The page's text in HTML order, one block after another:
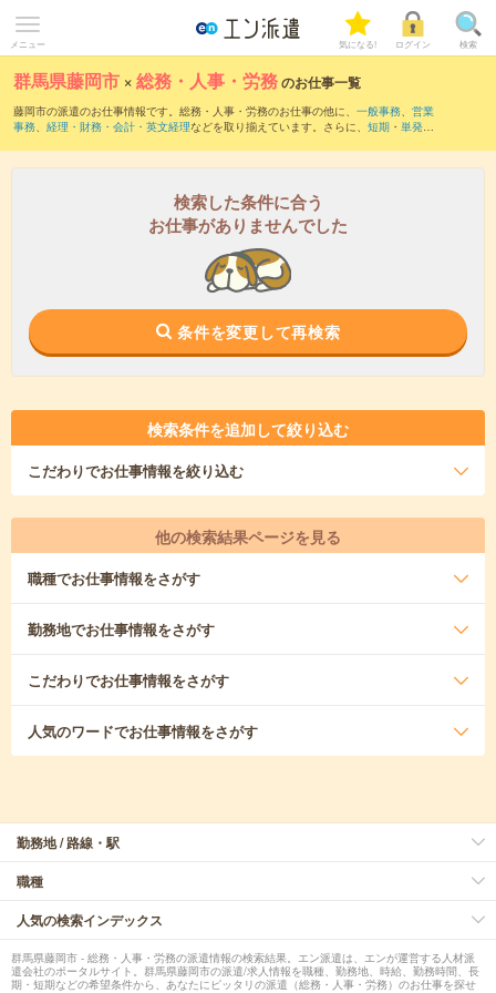
メニュー 気になる! ログイン 検索
群馬県藤岡市 ×総務・人事・労務のお仕事一覧
藤岡市の派遣のお仕事情報です。総務・人事・労務のお仕事の他に、 一般事務、 営業
事務、 経理・財務・会計・英文経理などを取り揃えています。さらに、 短期 ・ 単発な
検索した条件に合う
お仕事がありませんでした
条件を変更して再検索
検索条件を追加して絞り込む
こだわりでお仕事情報を絞り込む
他の検索結果ページを見る
職種でお仕事情報をさがす
勤務地でお仕事情報をさがす
こだわりでお仕事情報をさがす
人気のワードでお仕事情報をさがす
勤務地 / 路線・駅
職種
人気の検索インデックス
群馬県藤岡市 - 総務・人事・労務の派遣情報の検索結果。エン派遣は、エンが運営する人材派
遣会社のポータルサイト。群馬県藤岡市の派遣/求人情報を職種、勤務地、時給、勤務時間、長
期・短期などの希望条件から、あなたにピッタリの派遣（総務・人事・労務）のお仕事を探せ